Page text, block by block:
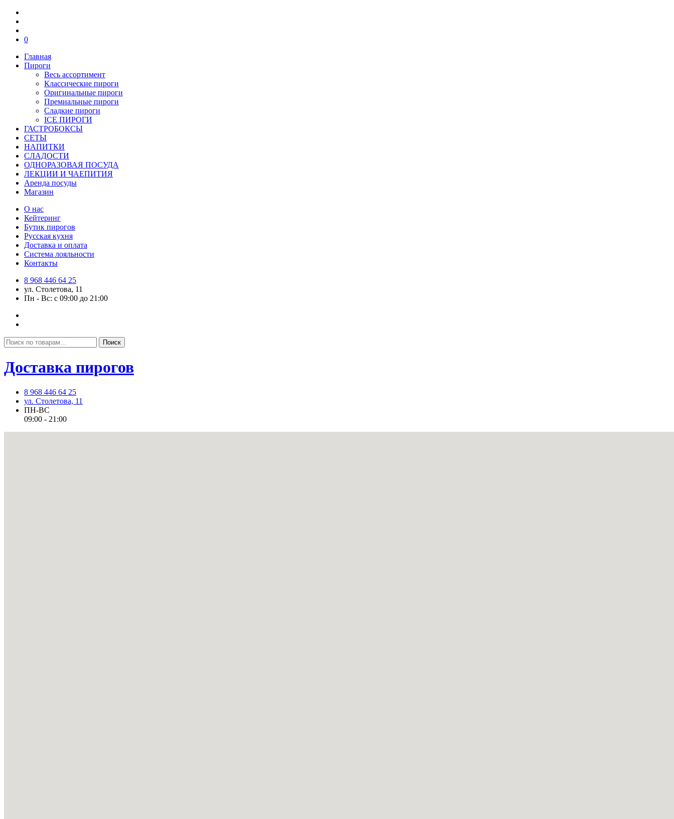
0
Главная
Пироги
Весь ассортимент
Классические пироги
Оригинальные пироги
Премиальные пироги
Сладкие пироги
ICE ПИРОГИ
ГАСТРОБОКСЫ
СЕТЫ
НАПИТКИ
СЛАДОСТИ
ОДНОРАЗОВАЯ ПОСУДА
ЛЕКЦИИ И ЧАЕПИТИЯ
Аренда посуды
Магазин
О нас
Кейтеринг
Бутик пирогов
Русская кухня
Доставка и оплата
Система лояльности
Контакты
8 968 446 64 25
ул. Столетова, 11
Пн - Вс: с 09:00 до 21:00
Искать: Поиск
Доставка пирогов
8 968 446 64 25
ул. Столетова, 11
ПН-ВС
09:00 - 21:00